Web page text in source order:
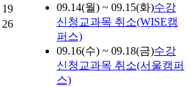
19
26
09.14(월) ~ 09.15(화)수강
신청교과목 취소(WISE캠
퍼스)
09.16(수) ~ 09.18(금)수강
신청교과목 취소(서울캠퍼
스)